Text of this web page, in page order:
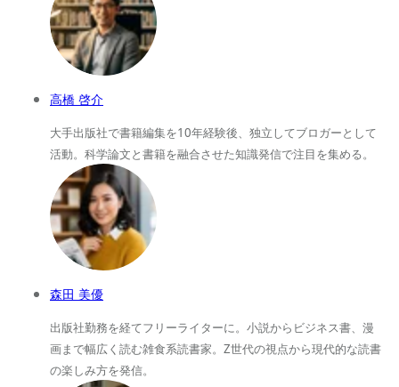
高橋 啓介
大手出版社で書籍編集を10年経験後、独立してブロガーとして
活動。科学論文と書籍を融合させた知識発信で注目を集める。
森田 美優
出版社勤務を経てフリーライターに。小説からビジネス書、漫
画まで幅広く読む雑食系読書家。Z世代の視点から現代的な読書
の楽しみ方を発信。